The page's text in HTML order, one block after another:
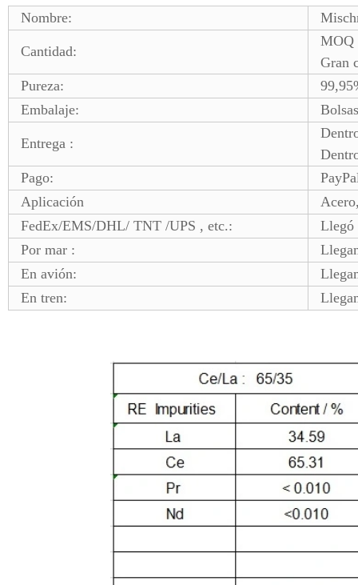
Nombre:
Cantidad:
MOQ
Gran
Pureza:
Embalaje:
Entrega :
Pago:
Aplicación
FedEx/EMS/DHL/ TNT /UPS , etc.:
Llegó
Por mar :
En avión:
En tren: